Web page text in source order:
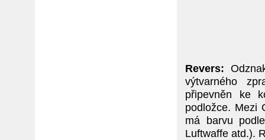
Revers:
výtvarného
připevněn ke
podložce. Mezi
má barvu
Luftwaffe atd.).